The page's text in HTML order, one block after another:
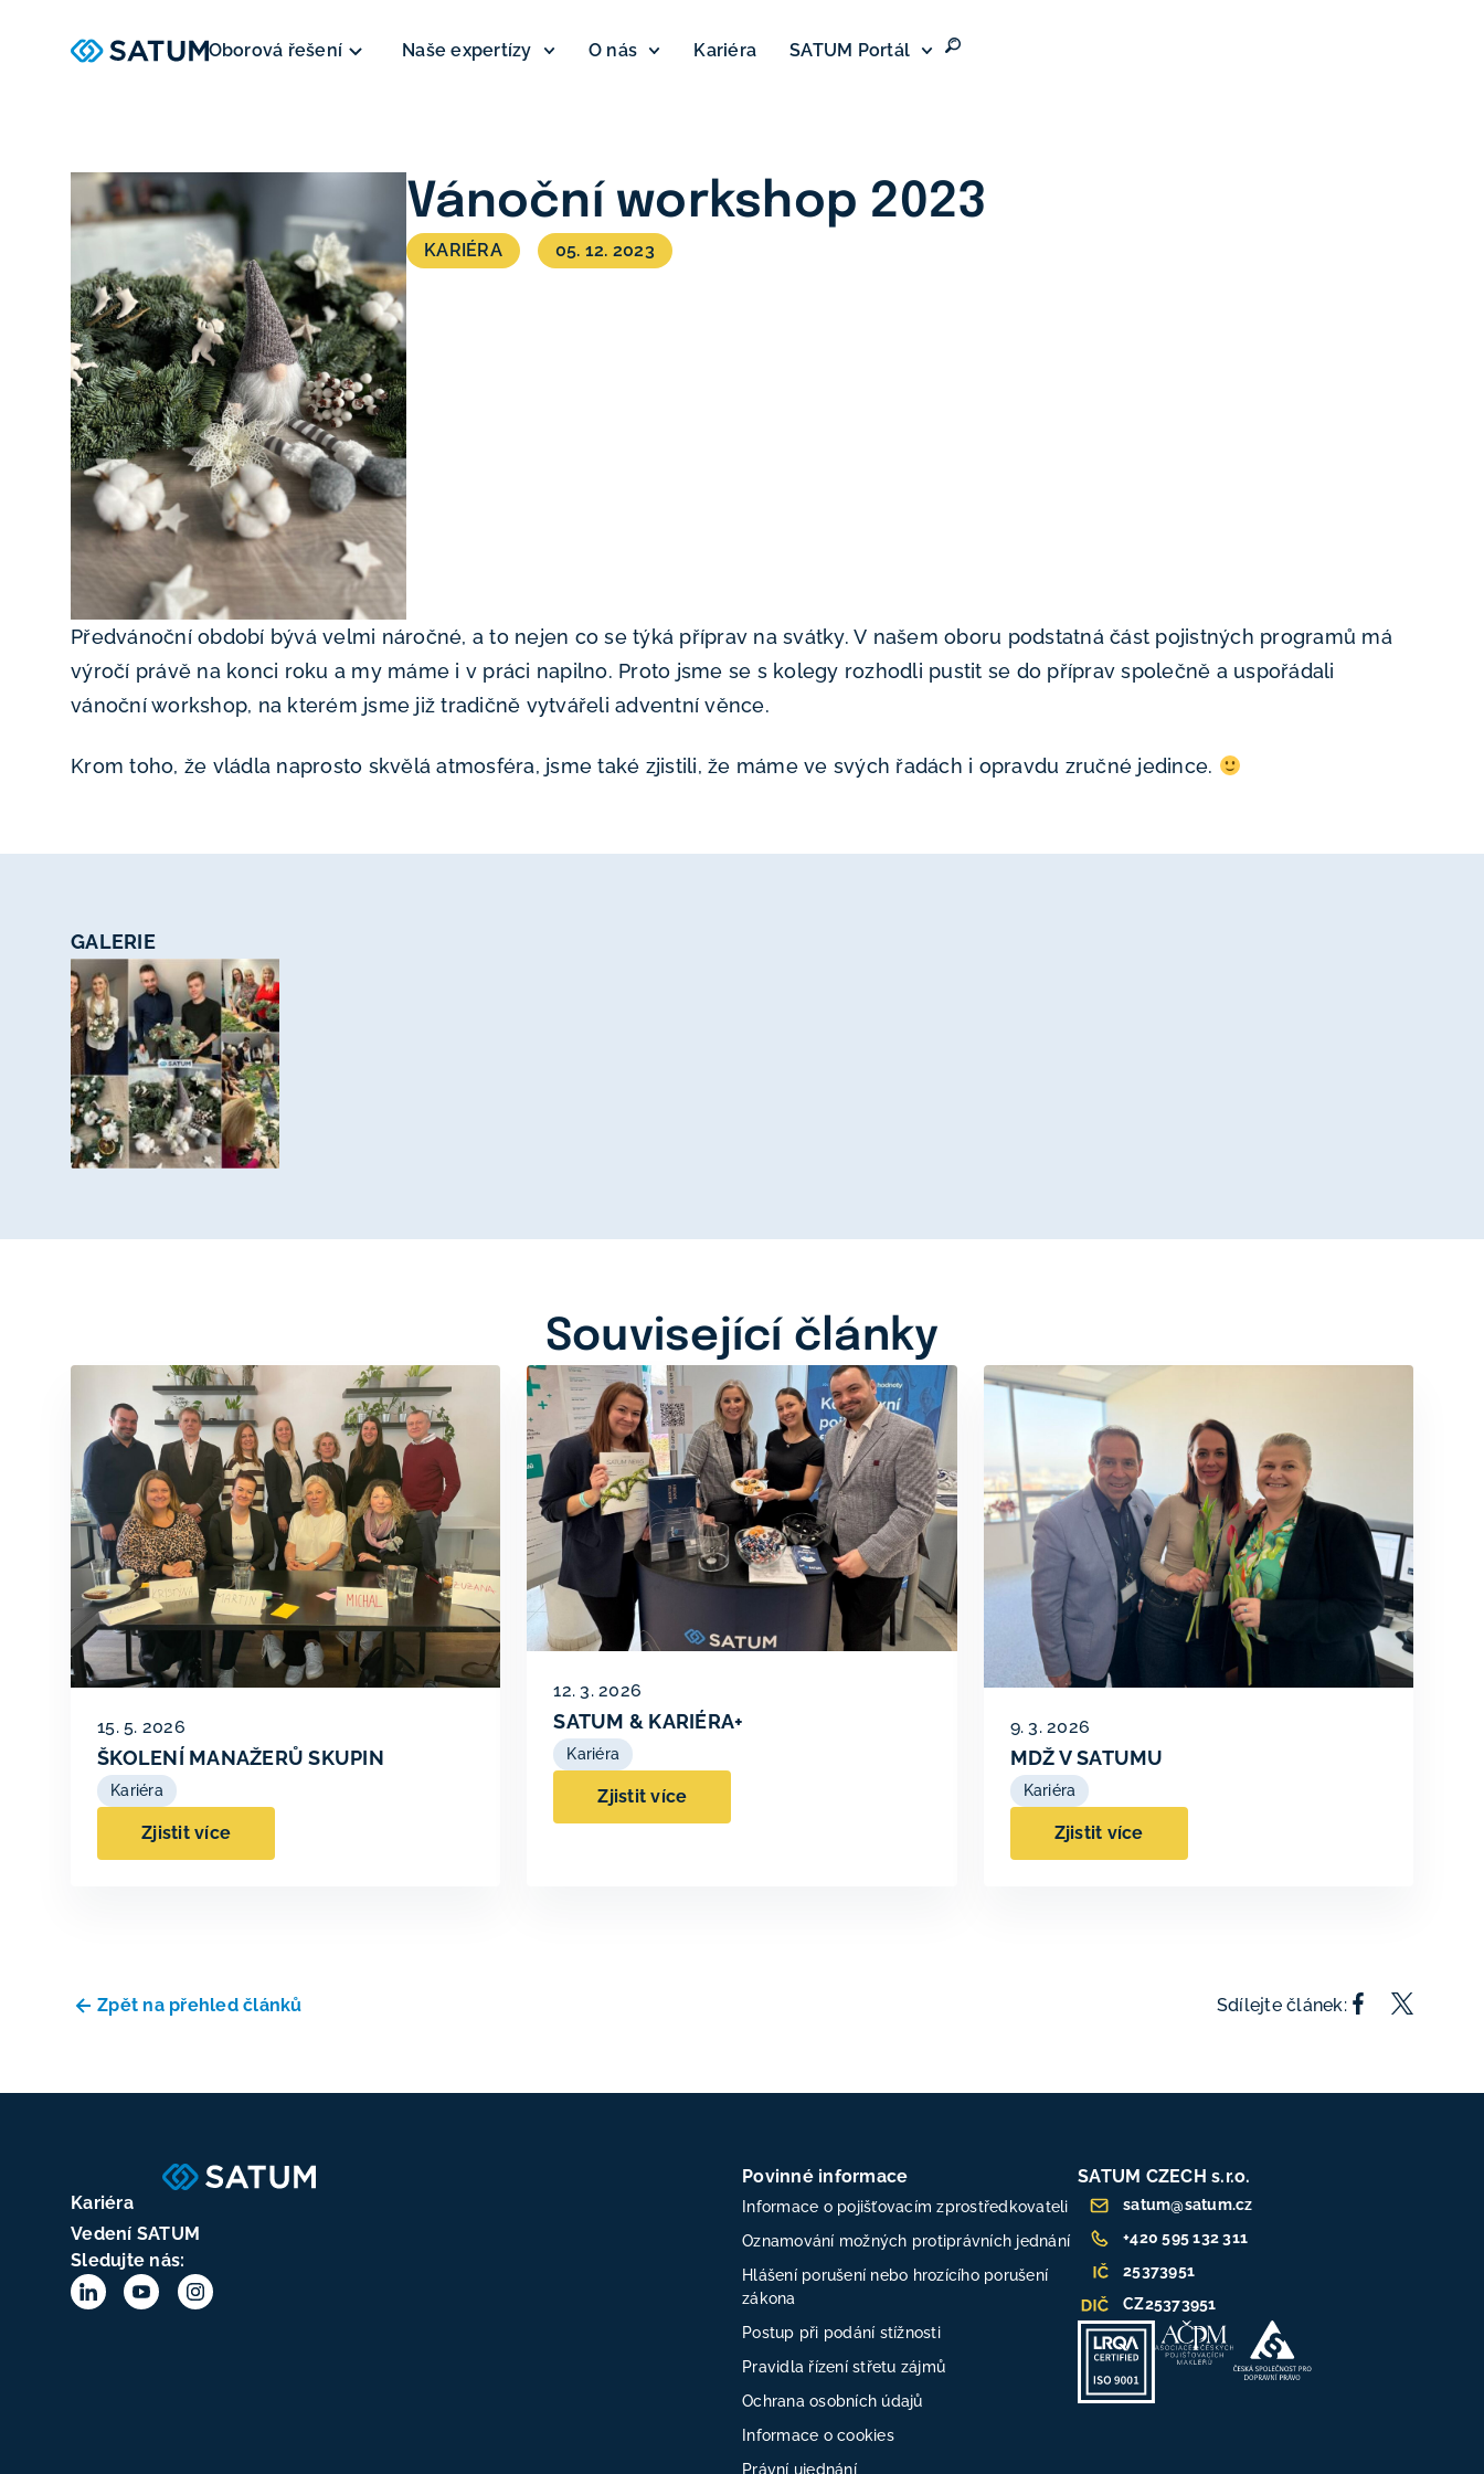
Oborová řešení Naše expertízy O nás Kariéra SATUM Portál
Vánoční workshop 2023
KARIÉRA 05. 12. 2023
Předvánoční období bývá velmi náročné, a to nejen co se týká příprav na svátky. V našem oboru podstatná část pojistných programů má
výročí právě na konci roku a my máme i v práci napilno. Proto jsme se s kolegy rozhodli pustit se do příprav společně a uspořádali
vánoční workshop, na kterém jsme již tradičně vytvářeli adventní věnce.
Krom toho, že vládla naprosto skvělá atmosféra, jsme také zjistili, že máme ve svých řadách i opravdu zručné jedince.
GALERIE
Související články
15. 5. 2026
ŠKOLENÍ MANAŽERŮ SKUPIN
Kariéra
Zjistit více
12. 3. 2026
SATUM & KARIÉRA+
Kariéra
Zjistit více
9. 3. 2026
MDŽ V SATUMU
Kariéra
Zjistit více
Zpět na přehled článků Sdílejte článek:
Kariéra
Vedení SATUM
Sledujte nás:
Povinné informace
Informace o pojišťovacím zprostředkovateli
Oznamování možných protiprávních jednání
Hlášení porušení nebo hrozícího porušení
zákona
Postup při podání stížnosti
Pravidla řízení střetu zájmů
Ochrana osobních údajů
Informace o cookies
Právní ujednání
SATUM CZECH s.r.o.
satum@satum.cz
+420 595 132 311
25373951
CZ25373951